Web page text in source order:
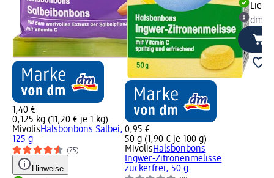
1,40 €
0,125 kg (11,20 € je 1 kg)
MivolisHalsbonbons Salbei,
125 g
(75)
Hinweise
0,95 €
50 g (1,90 € je 100 g)
MivolisHalsbonbons
Ingwer-Zitronenmelisse
zuckerfrei, 50 g
dm